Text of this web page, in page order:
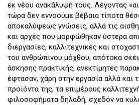
εκ νέου ανακάλυψή τους. Λέγοντας
τώρα δεν εννοούμε βέβαια τίποτα
αποκαλύψεως γνώσεις, αλλά τις
και αρχές που μορφώθηκαν ύστερα
διεργασίες, καλλιτεχνικές και
του ανθρώπινου μόχθου, απότοκα
άσκησης πρακτικής, ανεκτίμητες
έφτασαν, χάρη στην εργασία αλλά και
προϊόντα της, τα επιμέρους
φιλοσοφήματα δηλαδή, σχεδόν να